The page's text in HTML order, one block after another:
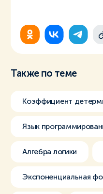
Также по теме
Коэффициент
Язык
Алгебра логики
Экспоненциальная